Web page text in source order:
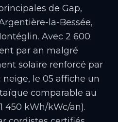
de Gap,
la-Bessée,
Avec 2 600
par an malgré
solaire renforcé par
le 05 affiche un
comparable au
450 kWh/kWc/an).